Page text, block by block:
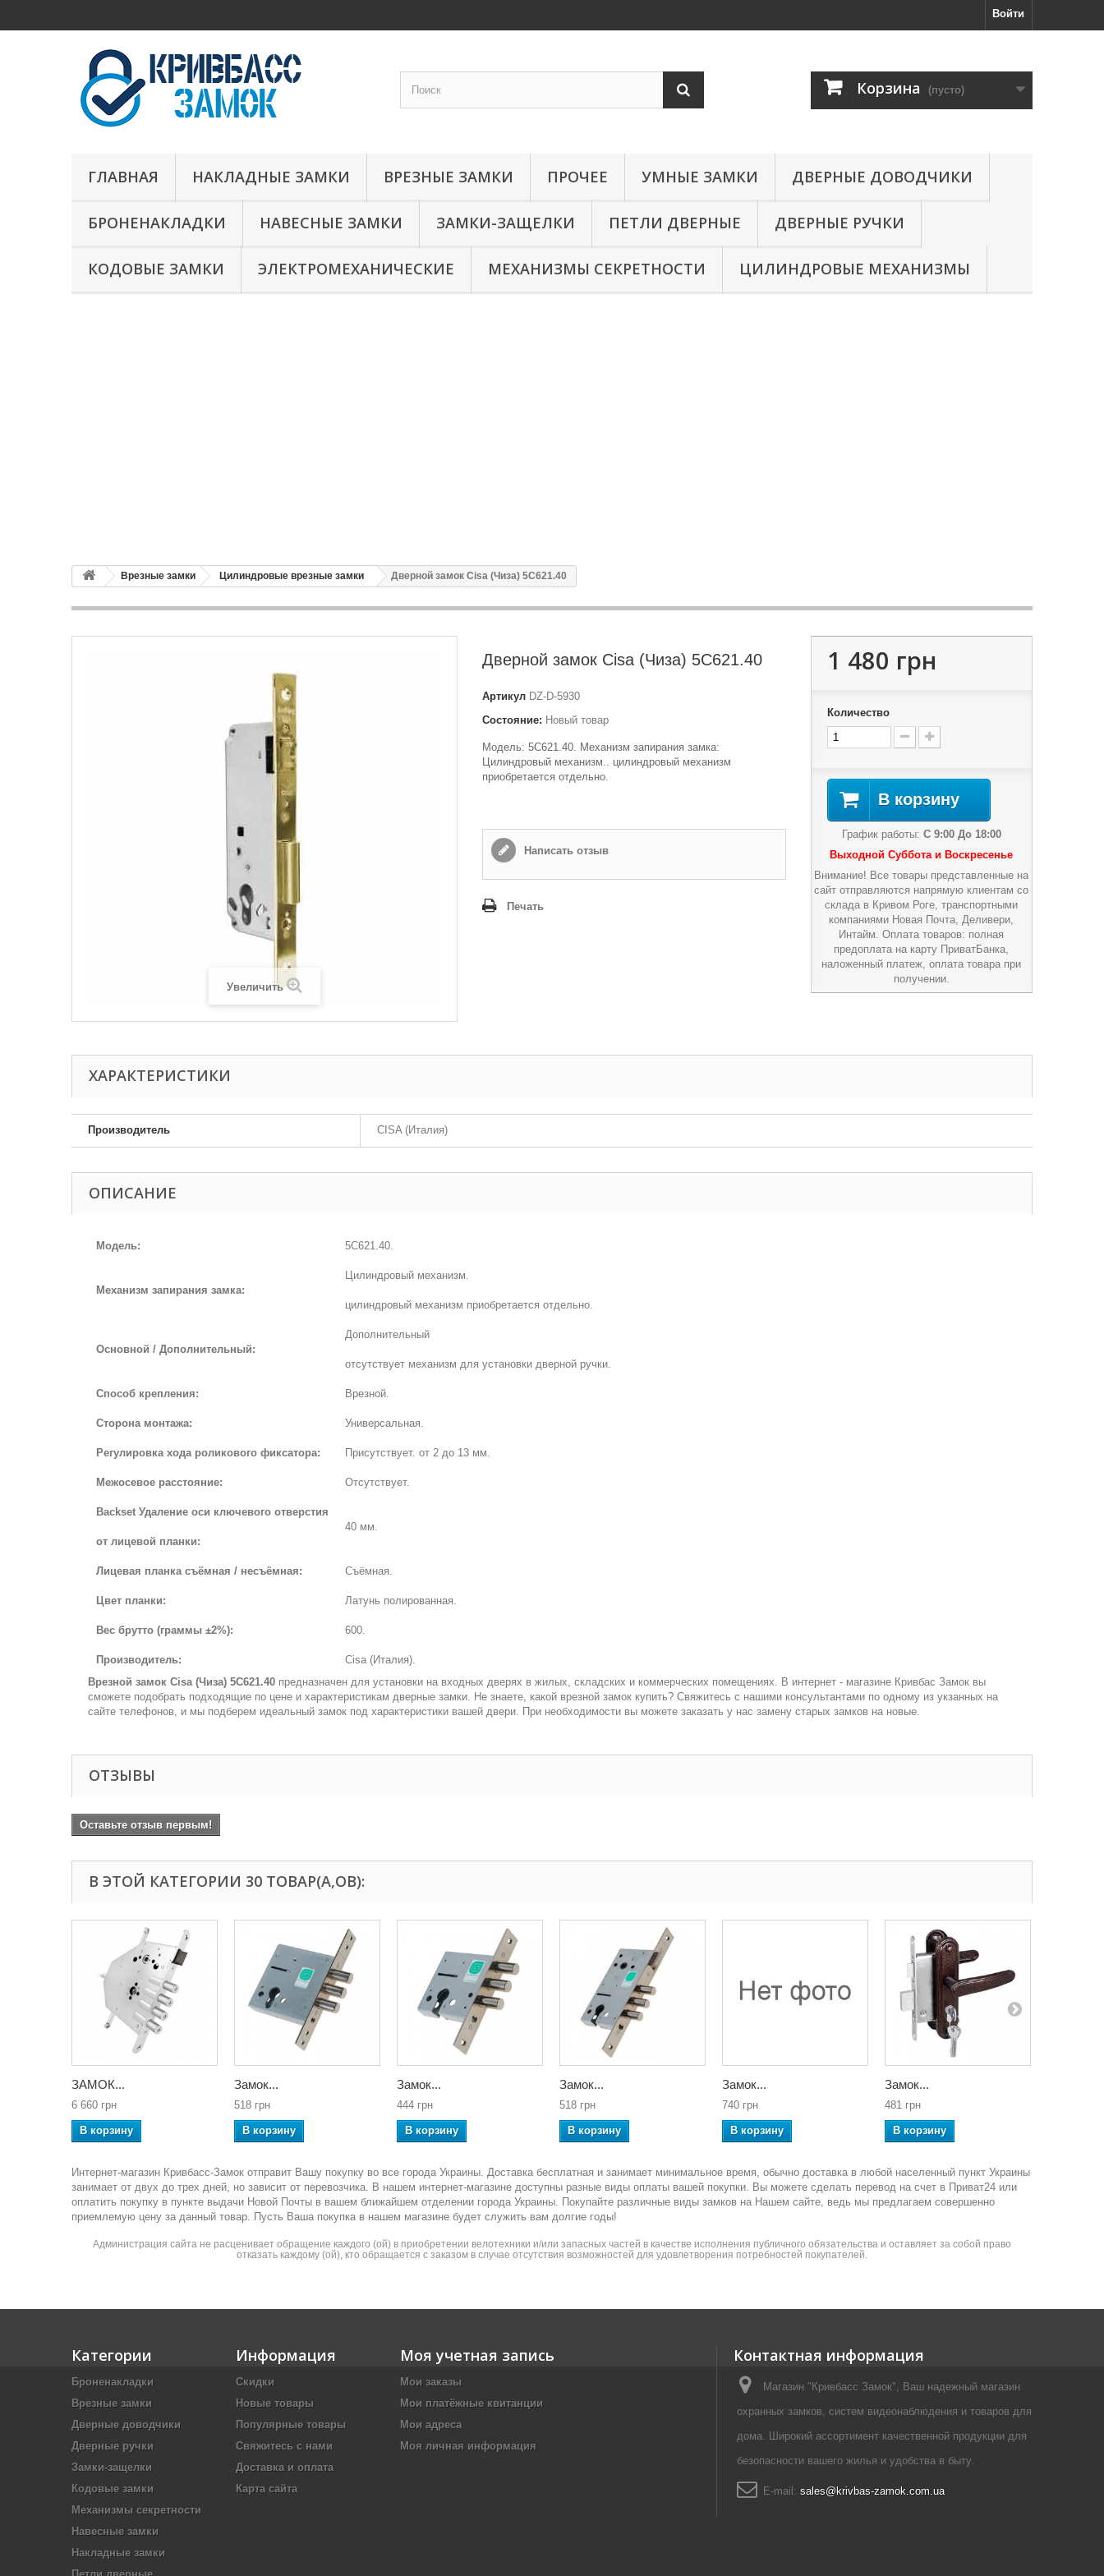
Войти
Корзина (пусто)
ГЛАВНАЯ НАКЛАДНЫЕ ЗАМКИ ВРЕЗНЫЕ ЗАМКИ ПРОЧЕЕ УМНЫЕ ЗАМКИ ДВЕРНЫЕ ДОВОДЧИКИ
БРОНЕНАКЛАДКИ НАВЕСНЫЕ ЗАМКИ ЗАМКИ-ЗАЩЕЛКИ ПЕТЛИ ДВЕРНЫЕ ДВЕРНЫЕ РУЧКИ
КОДОВЫЕ ЗАМКИ ЭЛЕКТРОМЕХАНИЧЕСКИЕ МЕХАНИЗМЫ СЕКРЕТНОСТИ ЦИЛИНДРОВЫЕ МЕХАНИЗМЫ
Врезные замки Цилиндровые врезные замки Дверной замок Cisa (Чиза) 5C621.40
Увеличить
Дверной замок Cisa (Чиза) 5C621.40
Артикул DZ-D-5930
Состояние: Новый товар
Модель: 5C621.40. Механизм запирания замка:
Цилиндровый механизм.. цилиндровый механизм
приобретается отдельно.
Написать отзыв
Печать
1 480 грн
Количество
В корзину
График работы: С 9:00 До 18:00
Выходной Суббота и Воскресенье
Внимание! Все товары представленные на
сайт отправляются напрямую клиентам со
склада в Кривом Роге, транспортными
компаниями Новая Почта, Деливери,
Интайм. Оплата товаров: полная
предоплата на карту ПриватБанка,
наложенный платеж, оплата товара при
получении.
ХАРАКТЕРИСТИКИ
Производитель CISA (Италия)
ОПИСАНИЕ
Модель: 5C621.40.
Механизм запирания замка:
Цилиндровый механизм.
цилиндровый механизм приобретается отдельно.
Основной / Дополнительный:
Дополнительный
отсутствует механизм для установки дверной ручки.
Способ крепления: Врезной.
Сторона монтажа: Универсальная.
Регулировка хода роликового фиксатора: Присутствует. от 2 до 13 мм.
Межосевое расстояние: Отсутствует.
Backset Удаление оси ключевого отверстия
от лицевой планки:
40 мм.
Лицевая планка съёмная / несъёмная: Съёмная.
Цвет планки: Латунь полированная.
Вес брутто (граммы ±2%): 600.
Производитель:
Cisa (Италия).
Врезной замок Cisa (Чиза) 5C621.40 предназначен для установки на входных дверях в жилых, складских и коммерческих помещениях. В интернет - магазине Кривбас Замок вы
сможете подобрать подходящие по цене и характеристикам дверные замки. Не знаете, какой врезной замок купить? Свяжитесь с нашими консультантами по одному из укзанных на
сайте телефонов, и мы подберем идеальный замок под характеристики вашей двери. При необходимости вы можете заказать у нас замену старых замков на новые.
ОТЗЫВЫ
Оставьте отзыв первым!
В ЭТОЙ КАТЕГОРИИ 30 ТОВАР(А,ОВ):
ЗАМОК...
6 660 грн
В корзину
Замок...
518 грн
В корзину
Замок...
444 грн
В корзину
Замок...
518 грн
В корзину
Замок...
740 грн
В корзину
Замок...
481 грн
В корзину
Интернет-магазин Кривбасс-Замок отправит Вашу покупку во все города Украины. Доставка бесплатная и занимает минимальное время, обычно доставка в любой населенный пункт Украины
занимает от двух до трех дней, но зависит от перевозчика. В нашем интернет-магазине доступны разные виды оплаты вашей покупки. Вы можете сделать перевод на счет в Приват24 или
оплатить покупку в пункте выдачи Новой Почты в вашем ближайшем отделении города Украины. Покупайте различные виды замков на Нашем сайте, ведь мы предлагаем совершенно
приемлемую цену за данный товар. Пусть Ваша покупка в нашем магазине будет служить вам долгие годы!
Администрация сайта не расценивает обращение каждого (ой) в приобретении велотехники и/или запасных частей в качестве исполнения публичного обязательства и оставляет за собой право
отказать каждому (ой), кто обращается с заказом в случае отсутствия возможностей для удовлетворения потребностей покупателей.
Категории
Броненакладки
Врезные замки
Дверные доводчики
Дверные ручки
Замки-защелки
Кодовые замки
Механизмы секретности
Навесные замки
Накладные замки
Информация
Скидки
Новые товары
Популярные товары
Свяжитесь с нами
Доставка и оплата
Карта сайта
Моя учетная запись
Мои заказы
Мои платёжные квитанции
Мои адреса
Моя личная информация
Контактная информация
Магазин "Кривбасс Замок", Ваш надежный магазин
охранных замков, систем видеонаблюдения и товаров для
дома. Широкий ассортимент качественной продукции для
безопасности вашего жилья и удобства в быту.
E-mail: sales@krivbas-zamok.com.ua